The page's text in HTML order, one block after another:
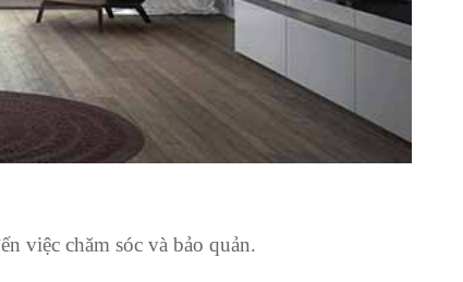
việc chăm sóc và bảo quản.